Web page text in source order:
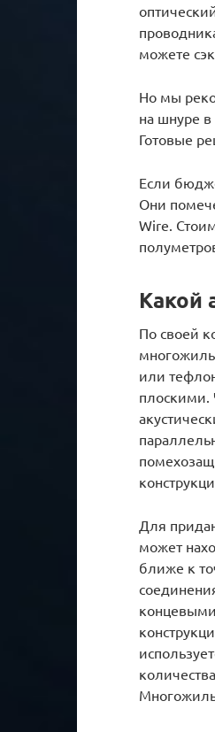
можете
Но мы
на шнуре
Готовые
Если
Они
Wire.
Какой
По своей
или
плоскими.
Для
может
ближе к